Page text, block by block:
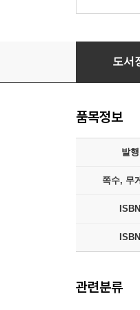
노인과 바다
도서
품목정보
발
쪽수, 무
관련분류